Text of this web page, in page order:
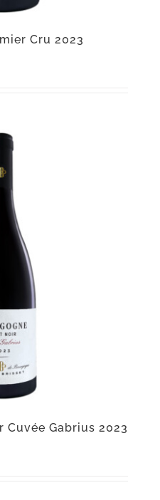
Cru 2023
Gabrius 2023